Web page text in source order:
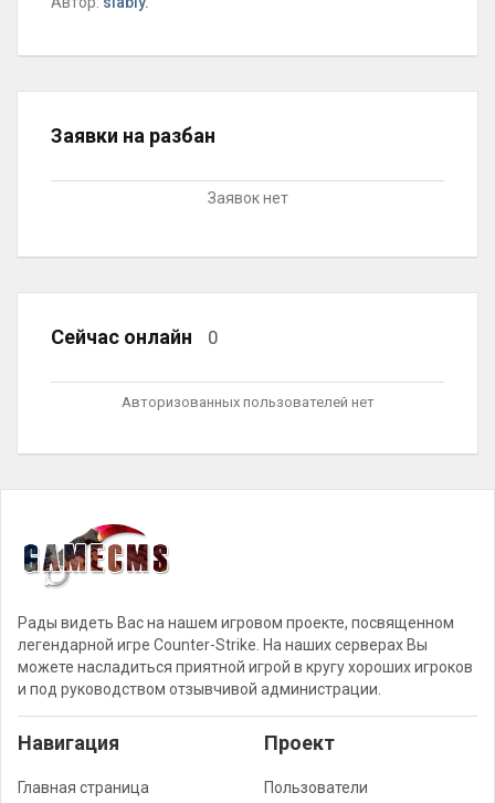
Заявки на разбан
Заявок нет
Сейчас онлайн 0
Авторизованных пользователей нет
Рады видеть Вас на нашем игровом проекте, посвященном
легендарной игре Counter-Strike. На наших серверах Вы
можете насладиться приятной игрой в кругу хороших игроков
и под руководством отзывчивой администрации.
Навигация
Главная страница
Проект
Пользователи